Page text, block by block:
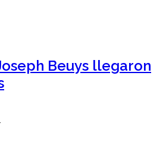
Beuys llegaron